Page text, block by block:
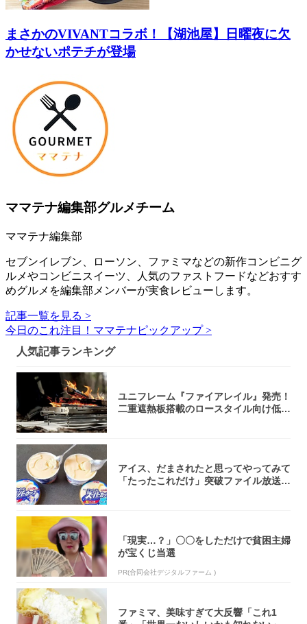
まさかのVIVANTコラボ！【湖池屋】日曜夜に欠
かせないポテチが登場
ママテナ編集部グルメチーム
ママテナ編集部
セブンイレブン、ローソン、ファミマなどの新作コンビニグ
ルメやコンビニスイーツ、人気のファストフードなどおすす
めグルメを編集部メンバーが実食レビューします。
記事一覧を見る >
今日のこれ注目！ママテナピックアップ >
人気記事ランキング
ユニフレーム『ファイアレイル』発売！
二重遮熱板搭載のロースタイル向け低型
アイス、だまされたと思ってやってみて
「たったこれだけ」突破ファイル放送で
「現実…？」〇〇をしただけで貧困主婦
が宝くじ当選
PR(合同会社デジタルファーム )
ファミマ、美味すぎて大反響「これ1